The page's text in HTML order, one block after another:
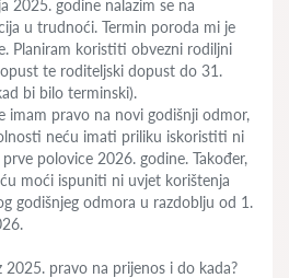
2025. godine nalazim se na
u trudnoći. Termin poroda mi je
Planiram koristiti obvezni rodiljni
te roditeljski dopust do 31.
bi bilo terminski).
imam pravo na novi godišnji odmor,
neću imati priliku iskoristiti ni
polovice 2026. godine. Također,
moći ispuniti ni uvjet korištenja
godišnjeg odmora u razdoblju od 1.
pravo na prijenos i do kada?